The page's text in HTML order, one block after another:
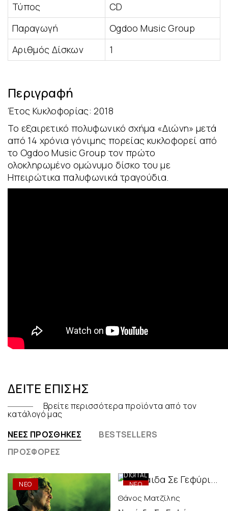
Τύπος
CD
Παραγωγή
Ogdoo Music Group
Αριθμός Δίσκων
1
Περιγραφή
Έτος Κυκλοφορίας: 2018
Το εξαιρετικό πολυφωνικό σχήμα «Διώνη» μετά
από 14 χρόνια γόνιμης πορείας κυκλοφορεί από
το Ogdoo Music Group τον πρώτο
ολοκληρωμένο ομώνυμο δίσκο του με
Ηπειρώτικα παλυφωνικά τραγούδια.
ΔΕΊΤΕ ΕΠΊΣΗΣ
Βρείτε περισσότερα προϊόντα από τον
κατάλογό μας
ΝΈΕΣ ΠΡΟΣΘΉΚΕΣ
BESTSELLERS
ΠΡΟΣΦΟΡΈΣ
ΝΕΟ ΝΕΟ
DIGITAL
Θάνος Ματζίλης